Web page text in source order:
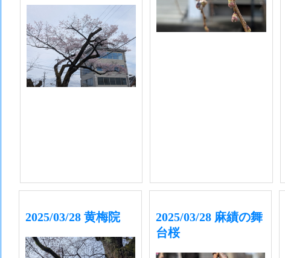
2025/03/28 黄梅院
2025/03/28 麻績の舞
台桜